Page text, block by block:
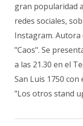
gran popularidad
redes sociales,
Instagram. Autora
"Caos". Se
a las 21.30 en el
San Luis 1750
"Los otros stand